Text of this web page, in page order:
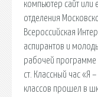
компьютер сайт или
отделения
Всероссийская
аспирантов и
рабочей программе
ст. Классный час «Я
классов прошел в